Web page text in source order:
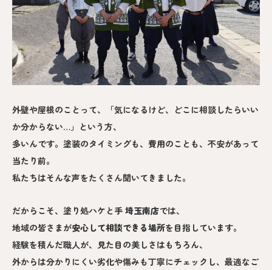
外壁や屋根のことって、「気になるけど、どこに相談したらいい
か分からない…」という方、
多いんです。塗装のタイミングも、費用のことも、不安があって
当たり前。
私たちはそんな声をたくさん聞いてきました。
だからこそ、塗り処ハケと手 埼玉南店では、
地域の皆さまが安心して相談できる場所を目指しています。
経験を積んだ職人が、見た目の美しさはもちろん、
外からは分かりにくい劣化や傷みも丁寧にチェックし、最適なご